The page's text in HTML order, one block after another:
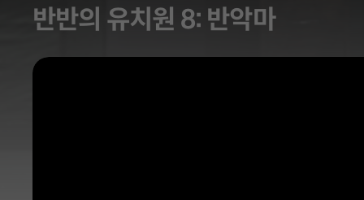
반반의 유치원 8: 반악마